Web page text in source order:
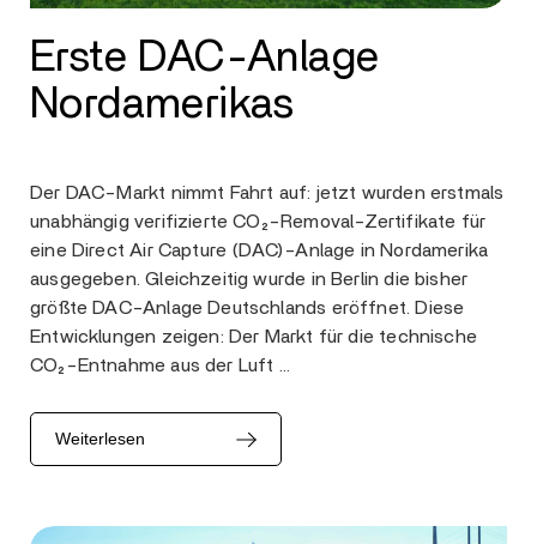
Erste DAC-Anlage
Nordamerikas
Der DAC-Markt nimmt Fahrt auf: jetzt wurden erstmals
unabhängig verifizierte CO₂-Removal-Zertifikate für
eine Direct Air Capture (DAC)-Anlage in Nordamerika
ausgegeben. Gleichzeitig wurde in Berlin die bisher
größte DAC-Anlage Deutschlands eröffnet. Diese
Entwicklungen zeigen: Der Markt für die technische
CO₂-Entnahme aus der Luft …
Weiterlesen